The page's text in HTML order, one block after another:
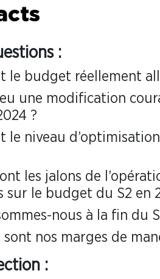
:
le budget réellement
une modification
?
le niveau
les jalons de
sur le budget du S2 en
nous à la fin du
sont nos marges de
: